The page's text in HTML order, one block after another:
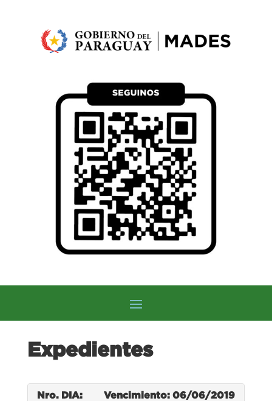
Expedientes
Nro. DIA: Vencimiento: 06/06/2019